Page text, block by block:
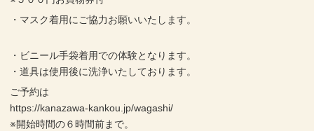
・マスク着用にご協力お願いいたします。
・ビニール手袋着用での体験となります。
・道具は使用後に洗浄いたしております。
ご予約は
https://kanazawa-kankou.jp/wagashi/
※開始時間の６時間前まで。